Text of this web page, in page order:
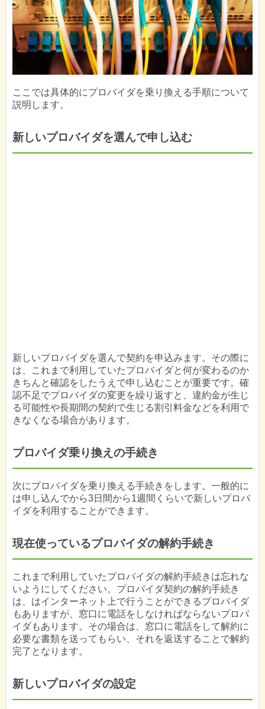
ここでは具体的にプロバイダを乗り換える手順について
説明します。
新しいプロバイダを選んで申し込む
新しいプロバイダを選んで契約を申込みます。その際に
は、これまで利用していたプロバイダと何が変わるのか
きちんと確認をしたうえで申し込むことが重要です。確
認不足でプロバイダの変更を繰り返すと、違約金が生じ
る可能性や長期間の契約で生じる割引料金などを利用で
きなくなる場合があります。
プロバイダ乗り換えの手続き
次にプロバイダを乗り換える手続きをします。一般的に
は申し込んでから3日間から1週間くらいで新しいプロバ
イダを利用することができます。
現在使っているプロバイダの解約手続き
これまで利用していたプロバイダの解約手続きは忘れな
いようにしてください。プロバイダ契約の解約手続き
は、はインターネット上で行うことができるプロバイダ
もありますが、窓口に電話をしなければならないプロバ
イダもあります。その場合は、窓口に電話をして解約に
必要な書類を送ってもらい、それを返送することで解約
完了となります。
新しいプロバイダの設定